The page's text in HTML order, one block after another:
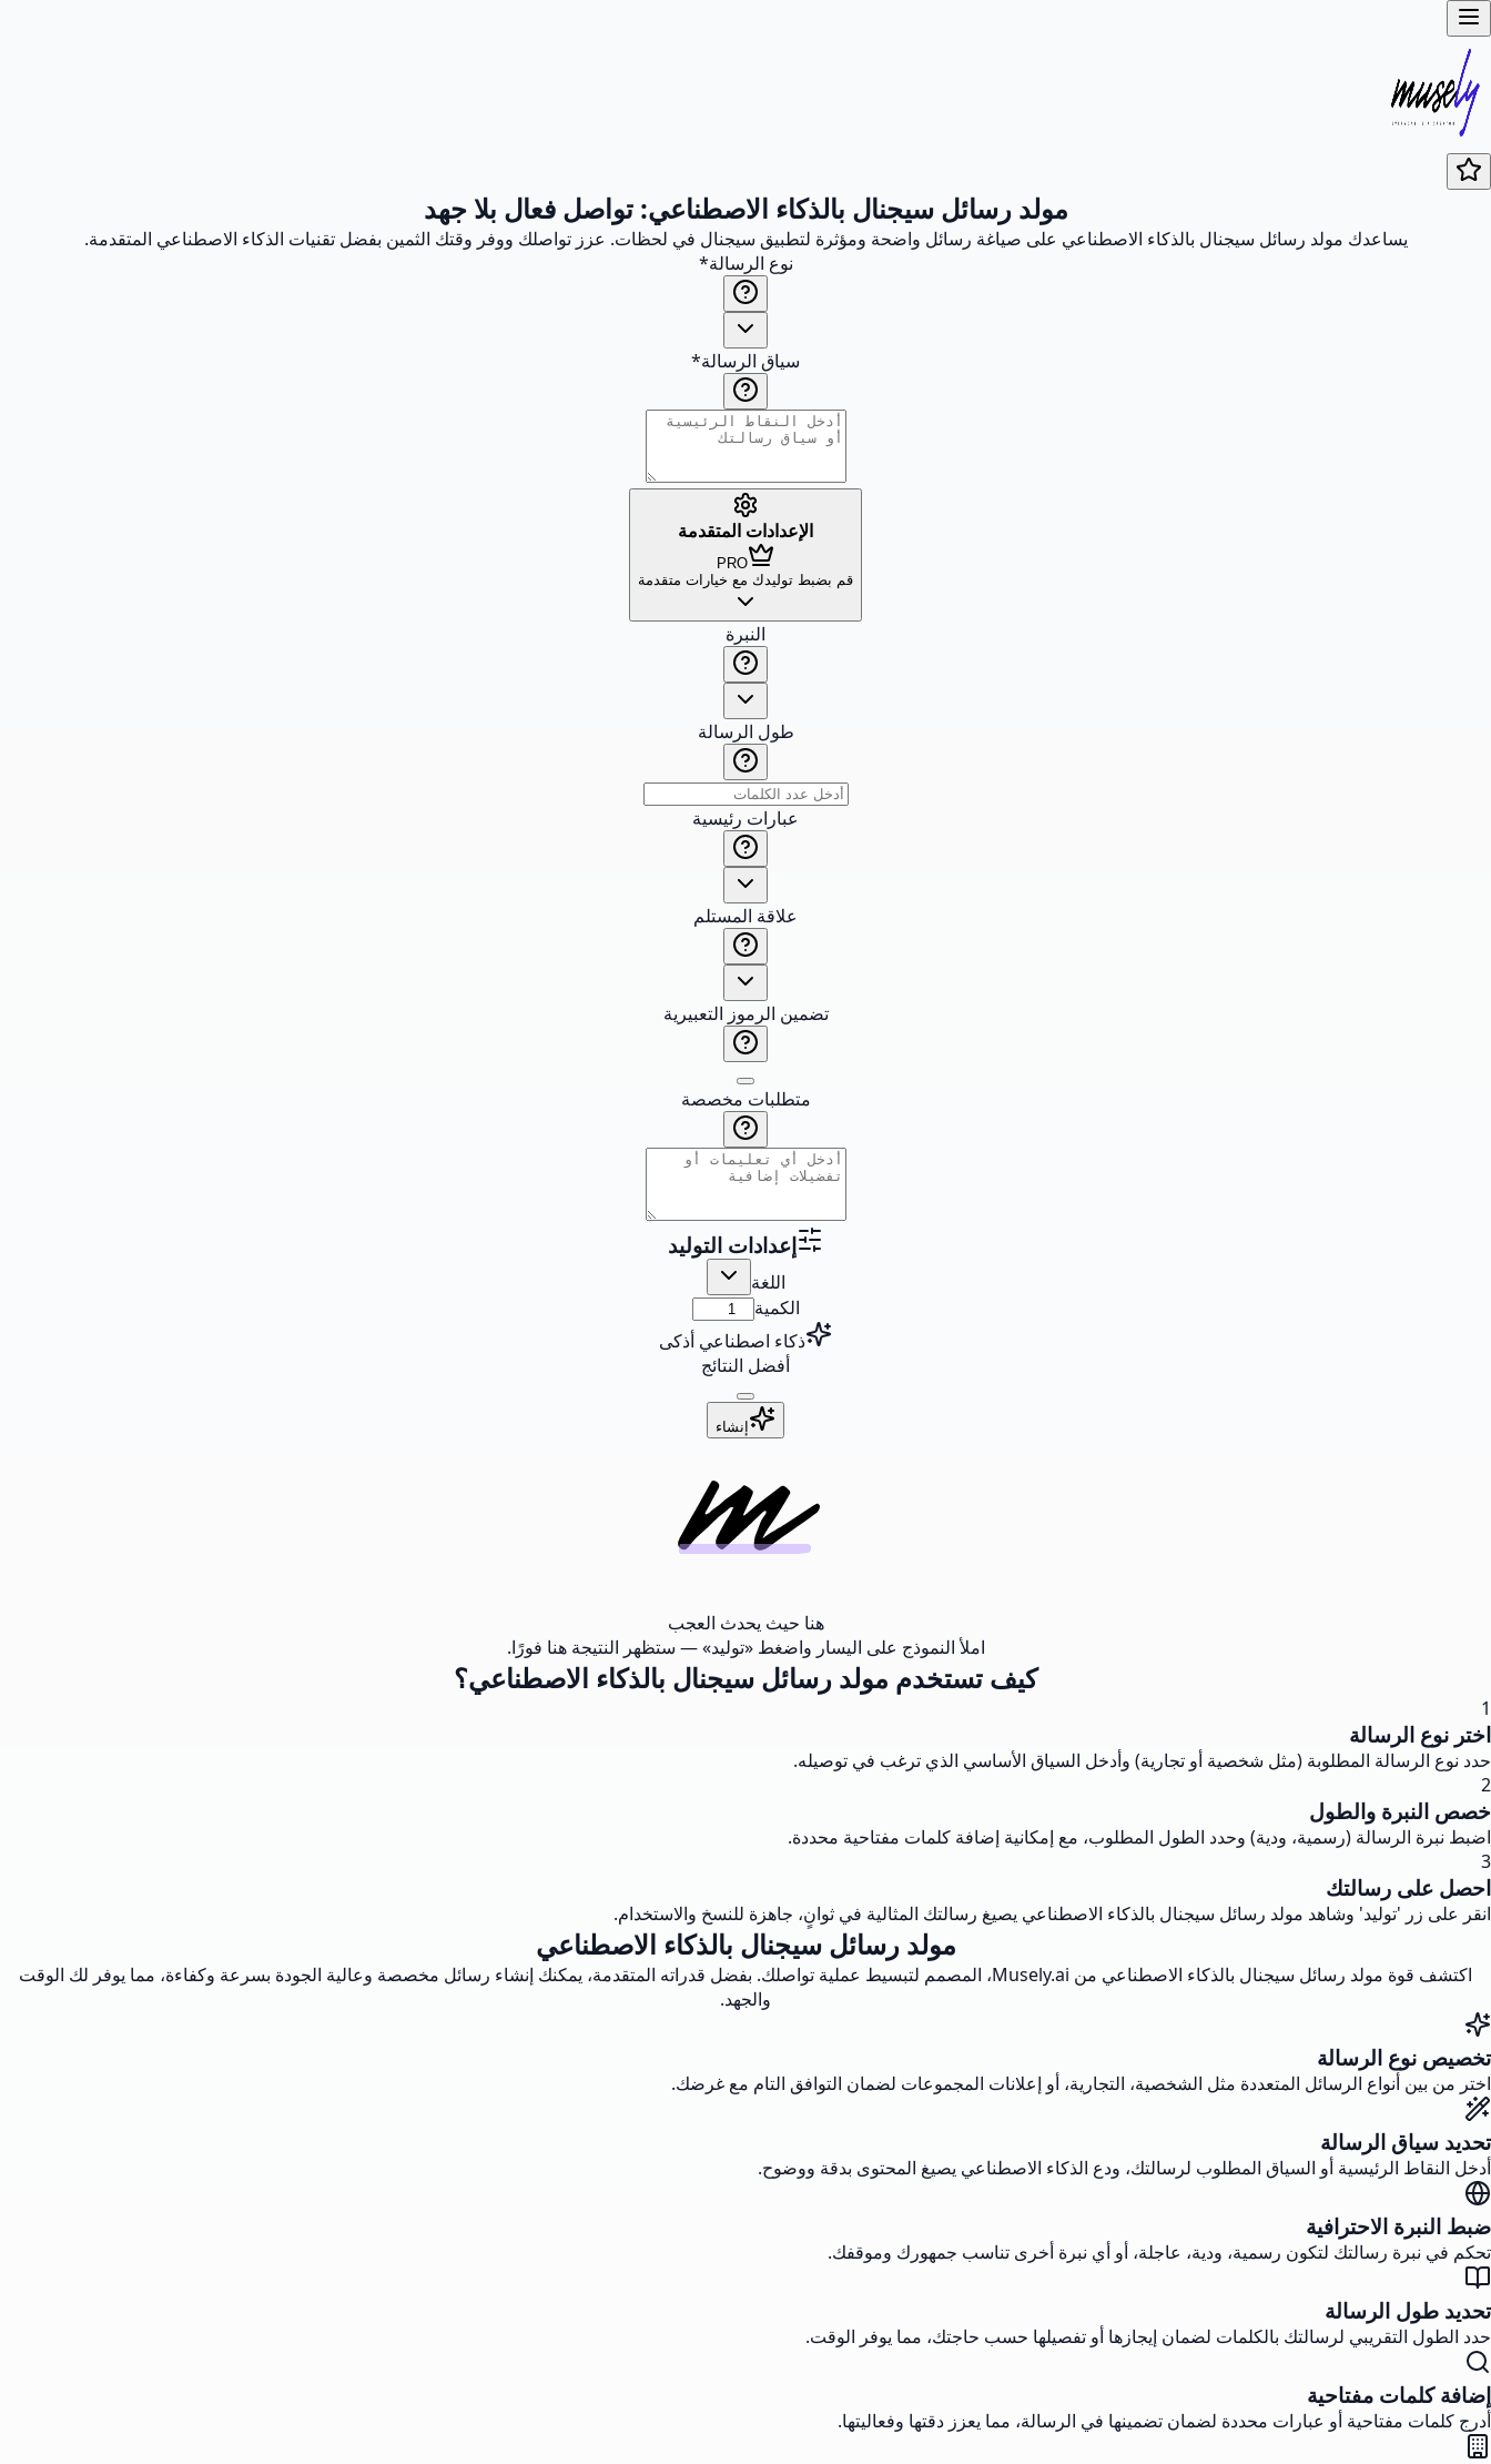
مولد رسائل سيجنال بالذكاء الاصطناعي: تواصل فعال بلا جهد
يساعدك مولد رسائل سيجنال بالذكاء الاصطناعي على صياغة رسائل واضحة ومؤثرة لتطبيق سيجنال في لحظات. عزز تواصلك ووفر وقتك الثمين بفضل تقنيات الذكاء الاصطناعي المتقدمة.
نوع الرسالة*
سياق الرسالة*
الإعدادات المتقدمة
PRO
قم بضبط توليدك مع خيارات متقدمة
النبرة
طول الرسالة
عبارات رئيسية
علاقة المستلم
تضمين الرموز التعبيرية
متطلبات مخصصة
إعدادات التوليد
اللغة
الكمية
ذكاء اصطناعي أذكى
أفضل النتائج
إنشاء
هنا حيث يحدث العجب
املأ النموذج على اليسار واضغط «توليد» — ستظهر النتيجة هنا فورًا.
كيف تستخدم مولد رسائل سيجنال بالذكاء الاصطناعي؟
1
اختر نوع الرسالة
حدد نوع الرسالة المطلوبة (مثل شخصية أو تجارية) وأدخل السياق الأساسي الذي ترغب في توصيله.
2
خصص النبرة والطول
اضبط نبرة الرسالة (رسمية، ودية) وحدد الطول المطلوب، مع إمكانية إضافة كلمات مفتاحية محددة.
3
احصل على رسالتك
انقر على زر 'توليد' وشاهد مولد رسائل سيجنال بالذكاء الاصطناعي يصيغ رسالتك المثالية في ثوانٍ، جاهزة للنسخ والاستخدام.
مولد رسائل سيجنال بالذكاء الاصطناعي
اكتشف قوة مولد رسائل سيجنال بالذكاء الاصطناعي من Musely.ai، المصمم لتبسيط عملية تواصلك. بفضل قدراته المتقدمة، يمكنك إنشاء رسائل مخصصة وعالية الجودة بسرعة وكفاءة، مما يوفر لك الوقت
والجهد.
تخصيص نوع الرسالة
اختر من بين أنواع الرسائل المتعددة مثل الشخصية، التجارية، أو إعلانات المجموعات لضمان التوافق التام مع غرضك.
تحديد سياق الرسالة
أدخل النقاط الرئيسية أو السياق المطلوب لرسالتك، ودع الذكاء الاصطناعي يصيغ المحتوى بدقة ووضوح.
ضبط النبرة الاحترافية
تحكم في نبرة رسالتك لتكون رسمية، ودية، عاجلة، أو أي نبرة أخرى تناسب جمهورك وموقفك.
تحديد طول الرسالة
حدد الطول التقريبي لرسالتك بالكلمات لضمان إيجازها أو تفصيلها حسب حاجتك، مما يوفر الوقت.
إضافة كلمات مفتاحية
أدرج كلمات مفتاحية أو عبارات محددة لضمان تضمينها في الرسالة، مما يعزز دقتها وفعاليتها.